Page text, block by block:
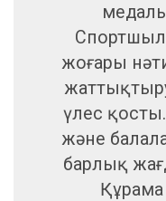
жоғары
үлес
және
барлық